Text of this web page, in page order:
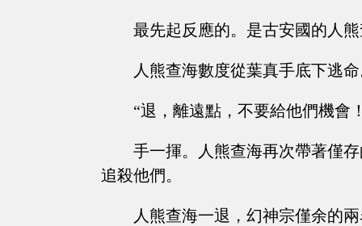
最先起反應的。是古安國的人
人熊查海數度從葉真手底下逃
“退，離遠點，不要給他們機會
手一揮。人熊查海再次帶著僅
追殺他們。
人熊查海一退，幻神宗僅余的